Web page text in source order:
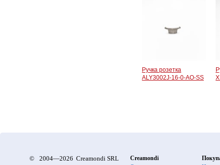
Ручка розетка
ALY3002J-16-0-AO-SS
© 2004—2026 Creamondi SRL
Creamondi